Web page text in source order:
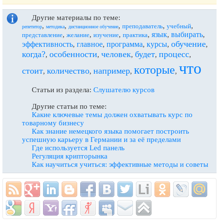
Другие материалы по теме:
репетитор, методика, дистанционное обучение, преподаватель, учебный,
представление, желание, изучение, практика, язык, выбирать,
эффективность, главное, программа, курсы, обучение,
когда?, особенности, человек, будет, процесс,
стоит, количество, например, которые, что
Статьи из раздела: Слушателю курсов
Другие статьи по теме:
Какие ключевые темы должен охватывать курс по
товарному бизнесу
Как знание немецкого языка помогает построить
успешную карьеру в Германии и за её пределами
Где используется Led панель
Регуляция крипторынка
Как научиться учиться: эффективные методы и советы